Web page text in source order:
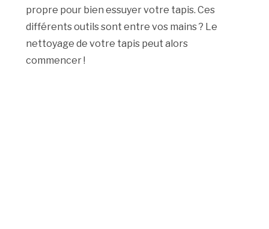
propre pour bien essuyer votre tapis. Ces
différents outils sont entre vos mains ? Le
nettoyage de votre tapis peut alors
commencer !